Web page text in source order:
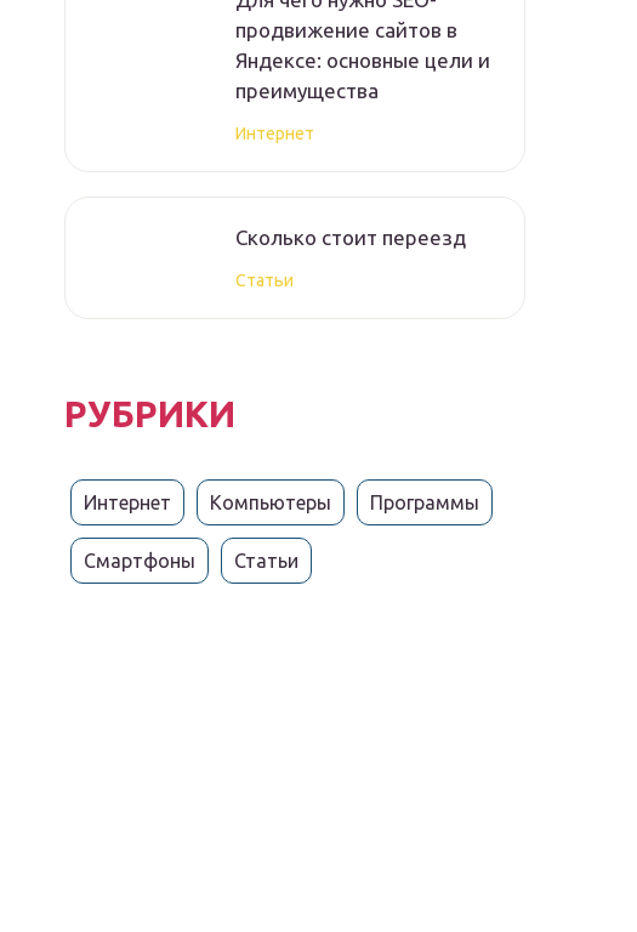
продвижение сайтов в
Яндексе: основные цели и
преимущества
Интернет
Сколько стоит переезд
Статьи
РУБРИКИ
Интернет Компьютеры Программы
Смартфоны Статьи